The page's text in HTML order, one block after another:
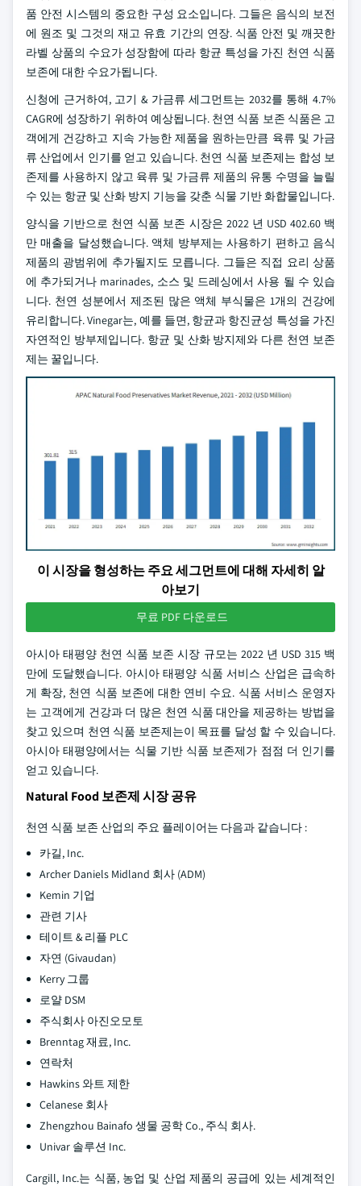
품 안전 시스템의 중요한 구성 요소입니다. 그들은 음식의 보전
에 원조 및 그것의 재고 유효 기간의 연장. 식품 안전 및 깨끗한
라벨 상품의 수요가 성장함에 따라 항균 특성을 가진 천연 식품
보존에 대한 수요가됩니다.
신청에 근거하여, 고기 & 가금류 세그먼트는 2032를 통해 4.7%
CAGR에 성장하기 위하여 예상됩니다. 천연 식품 보존 식품은 고
객에게 건강하고 지속 가능한 제품을 원하는만큼 육류 및 가금
류 산업에서 인기를 얻고 있습니다. 천연 식품 보존제는 합성 보
존제를 사용하지 않고 육류 및 가금류 제품의 유통 수명을 늘릴
수 있는 항균 및 산화 방지 기능을 갖춘 식물 기반 화합물입니다.
양식을 기반으로 천연 식품 보존 시장은 2022 년 USD 402.60 백
만 매출을 달성했습니다. 액체 방부제는 사용하기 편하고 음식
제품의 광범위에 추가될지도 모릅니다. 그들은 직접 요리 상품
에 추가되거나 marinades, 소스 및 드레싱에서 사용 될 수 있습
니다. 천연 성분에서 제조된 많은 액체 부식물은 1개의 건강에
유리합니다. Vinegar는, 예를 들면, 항균과 항진균성 특성을 가진
자연적인 방부제입니다. 항균 및 산화 방지제와 다른 천연 보존
제는 꿀입니다.
이 시장을 형성하는 주요 세그먼트에 대해 자세히 알
아보기
무료 PDF 다운로드
아시아 태평양 천연 식품 보존 시장 규모는 2022 년 USD 315 백
만에 도달했습니다. 아시아 태평양 식품 서비스 산업은 급속하
게 확장, 천연 식품 보존에 대한 연비 수요. 식품 서비스 운영자
는 고객에게 건강과 더 많은 천연 식품 대안을 제공하는 방법을
찾고 있으며 천연 식품 보존제는이 목표를 달성 할 수 있습니다.
아시아 태평양에서는 식물 기반 식품 보존제가 점점 더 인기를
얻고 있습니다.
Natural Food 보존제 시장 공유
천연 식품 보존 산업의 주요 플레이어는 다음과 같습니다 :
카길, Inc.
Archer Daniels Midland 회사 (ADM)
Kemin 기업
관련 기사
테이트 & 리플 PLC
자연 (Givaudan)
Kerry 그룹
로얄 DSM
주식회사 아진오모토
Brenntag 재료, Inc.
연락처
Hawkins 와트 제한
Celanese 회사
Zhengzhou Bainafo 생물 공학 Co., 주식 회사.
Univar 솔루션 Inc.
Cargill, Inc.는 식품, 농업 및 산업 제품의 공급에 있는 세계적인